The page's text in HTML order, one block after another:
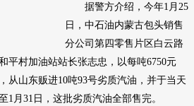
据警方介绍，今年1月25
日，中石油内蒙古包头销售
分公司第四零售片区白云路
平村加油站站长张志忠，以每吨6750元
从山东贩进10吨93号劣质汽油 ，并于当天
1月31日，这批劣质汽油全部售完。